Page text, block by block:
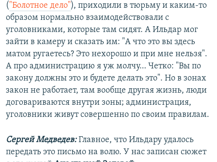
("Болотное дело"), приходили в тюрьму и каким-то
образом нормально взаимодействовали с
уголовниками, которые там сидят. А Ильдар мог
зайти в камеру и сказать им: "А что это вы здесь
матом ругаетесь? Это нехорошо и при мне нельзя".
А про администрацию я уж молчу… Четко: "Вы по
закону должны это и будете делать это". Но в зонах
закон не работает, там вообще другая жизнь, люди
договариваются внутри зоны; администрация,
уголовники живут совершенно по своим правилам.
Сергей Медведев:Главное, что Ильдару удалось
передать это письмо на волю. У нас записан сюжет